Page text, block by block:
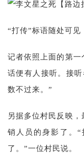
“打传”标语随处可见
记者依照上面的第
话便有人接听。接
数不过来。”
另据多位村民反映
销人员的身影了。
了。”一位村民说。